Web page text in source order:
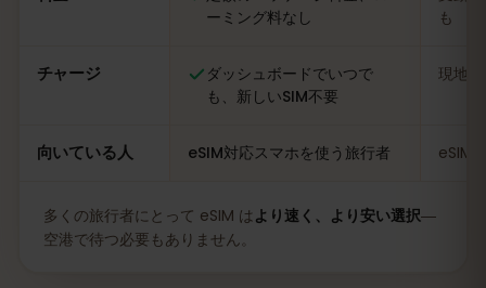
ーミング料なし
も
チャージ
ダッシュボードでいつで
も、新しいSIM不要
現地
向いている人 eSIM対応スマホを使う旅行者 eSIM
多くの旅行者にとって eSIM は より速く、より安い選択―
空港で待つ必要もありません。